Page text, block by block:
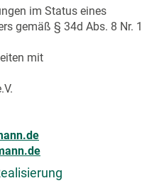
im Status eines
gemäß § 34d Abs. 8 Nr. 1
mit